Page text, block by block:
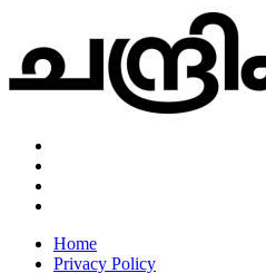
Home
Privacy Policy